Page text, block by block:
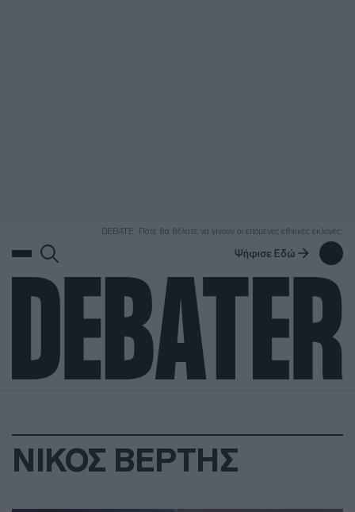
DEBATE: Πότε θα θέλατε να γίνουν οι επόμενες εθνικές εκλογές;
Ψήφισε Εδώ
ΝΙΚΟΣ ΒΕΡΤΗΣ